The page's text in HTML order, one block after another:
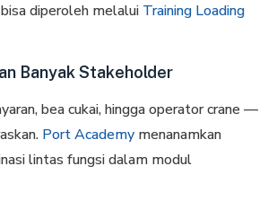
diperoleh melalui Training Loading
Banyak Stakeholder
bea cukai, hingga operator crane —
Port Academy menanamkan
lintas fungsi dalam modul